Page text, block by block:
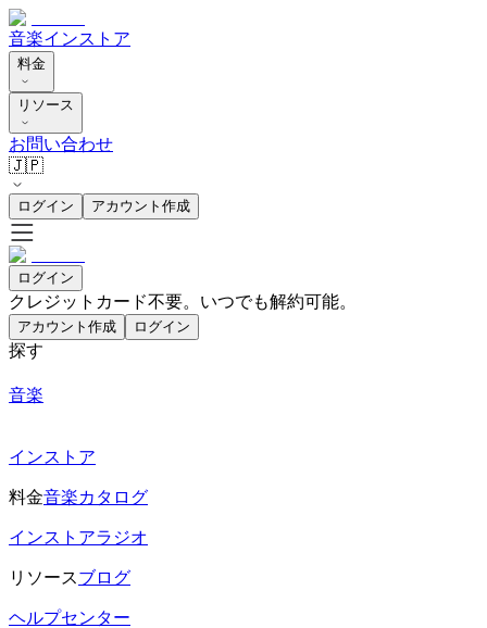
音楽インストア
料金
リソース
お問い合わせ
🇯🇵
ログイン アカウント作成
ログイン
クレジットカード不要。いつでも解約可能。
アカウント作成 ログイン
探す
音楽
インストア
料金音楽カタログ
インストアラジオ
リソースブログ
ヘルプセンター